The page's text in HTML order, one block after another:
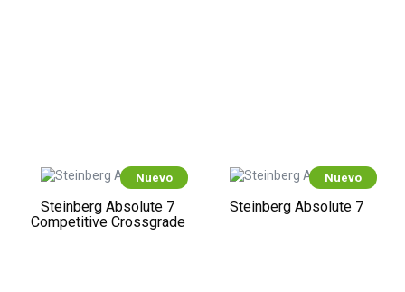
Nuevo
Steinberg Absolute 7
Competitive Crossgrade
Nuevo
Steinberg Absolute 7